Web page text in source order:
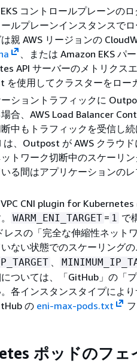
コントロールプレーンの
ルプレーンインスタンスで
親 AWS リージョンの
、または Amazon EKS パ
API サーバーのメトリクス
を使用してクラスターをロー
ショントラフィックに
合、AWS Load Balancer
中もトラフィックを受信し
は、Outpost が AWS クラウ
トワーク切断中のスケーリ
る間はアプリケーションの
CNI plugin for
WARM_ENI_TARGET = 1 で
レスの「完全な伸縮性ネット
ない状態でのスケーリングの
、
ついては、「GitHub」の「
。各インスタンスタイプによ
の eni-max-pods.txt
ポッドのフェ